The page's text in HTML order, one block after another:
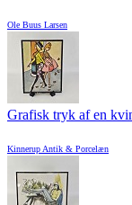
Ole Buus Larsen
Grafisk tryk af en
Kinnerup Antik & Porcelæn